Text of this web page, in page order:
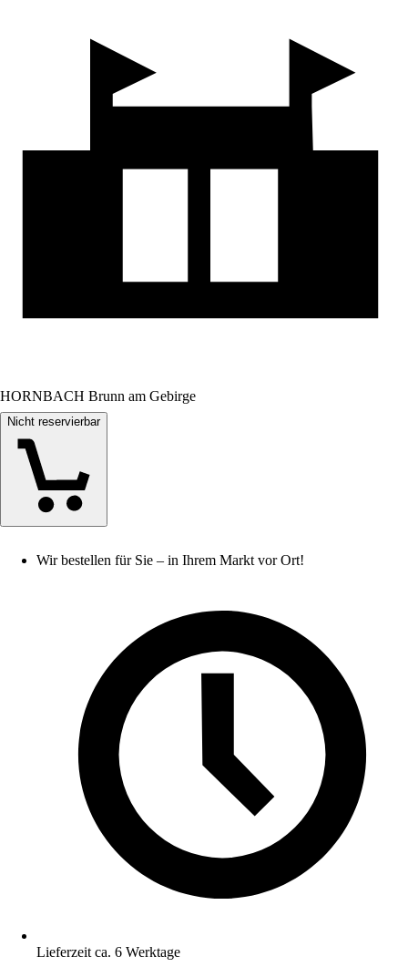
HORNBACH Brunn am Gebirge
Nicht reservierbar
Wir bestellen für Sie – in Ihrem Markt vor Ort!
Lieferzeit ca. 6 Werktage